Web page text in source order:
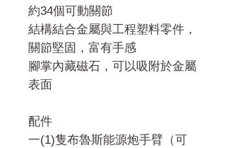
約34個可動關節
結構結合金屬與工程塑料零件，
關節堅固，富有手感
腳掌內藏磁石，可以吸附於金屬
表面
配件
一(1)隻布魯斯能源炮手臂（可